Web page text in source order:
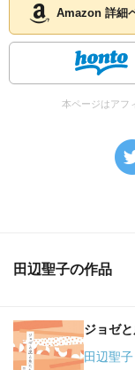
Amazon 詳細
本ページはアフ
田辺聖子の作品
ジョゼ
田辺聖子